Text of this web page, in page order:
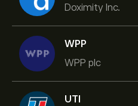
Doximity Inc.
WPP
WPP plc
UTI